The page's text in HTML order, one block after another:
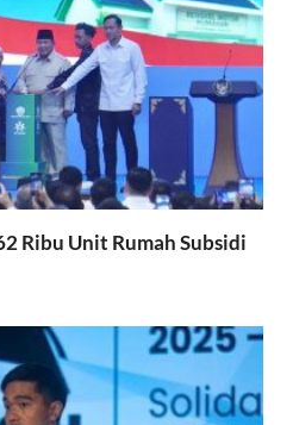
Ribu Unit Rumah Subsidi